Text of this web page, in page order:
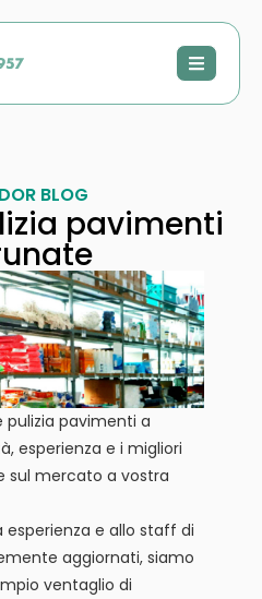
BLOG
pavimenti
pulizia pavimenti a
esperienza e i migliori
sul mercato a vostra
esperienza e allo staff di
aggiornati, siamo
ventaglio di